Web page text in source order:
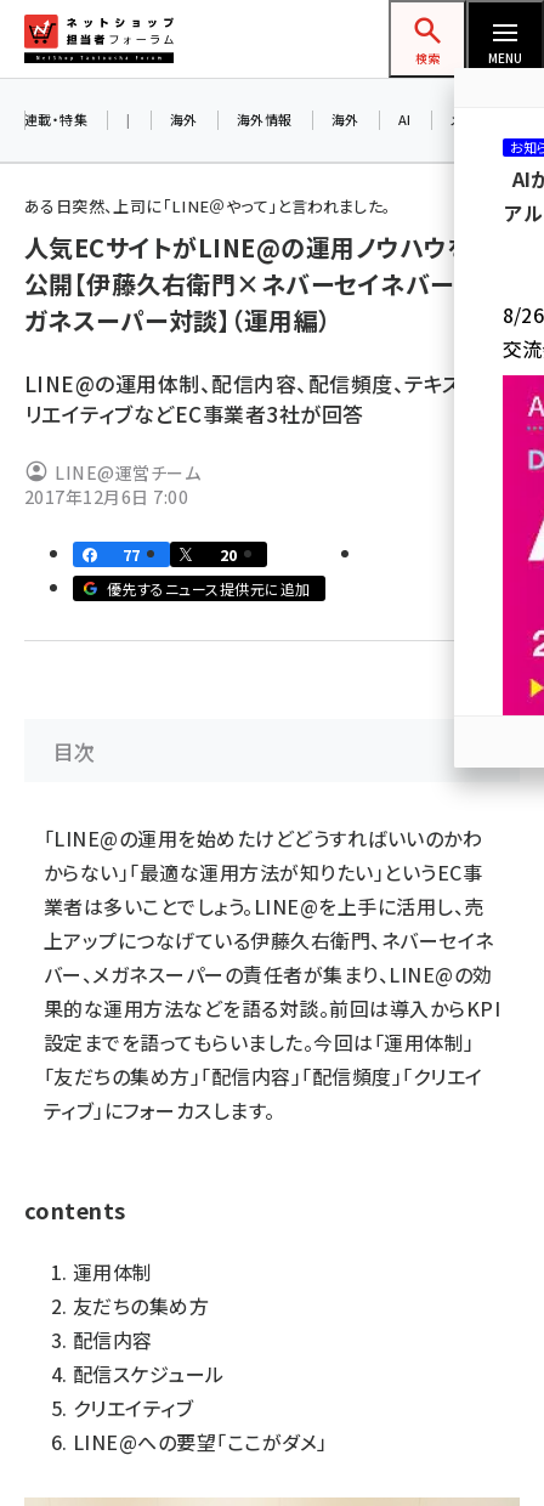
ン
ネットショップ担当者フォーラム
検索 MENU
amazon (2249)
yahoo (1901)
ecbeing (1207)
base (1077)
ビィ・フォアード (773)
revico (740)
連載・特集 | 海外 海外情報 海外 AI メタバース
ある日突然、上司に「LINE＠やって」と言われました。
人気ECサイトがLINE@の運用ノウハウを大
公開【伊藤久右衛門×ネバーセイネバー×メ
ガネスーパー対談】（運用編）
LINE@の運用体制、配信内容、配信頻度、テキストやク
リエイティブなどEC事業者3社が回答
LINE@運営チーム
2017年12月6日 7:00
77
20
優先するニュース提供元に追加
目次
「LINE@の運用を始めたけどどうすればいいのかわ
からない」「最適な運用方法が知りたい」というEC事
業者は多いことでしょう。LINE@を上手に活用し、売
上アップにつなげている伊藤久右衛門、ネバーセイネ
バー、メガネスーパーの責任者が集まり、LINE@の効
果的な運用方法などを語る対談。前回は導入からKPI
設定までを語ってもらいました。今回は「運用体制」
「友だちの集め方」「配信内容」「配信頻度」「クリエイ
ティブ」にフォーカスします。
contents
運用体制
友だちの集め方
配信内容
配信スケジュール
クリエイティブ
LINE@への要望「ここがダメ」
お知
AI
ア
8/26
交
参